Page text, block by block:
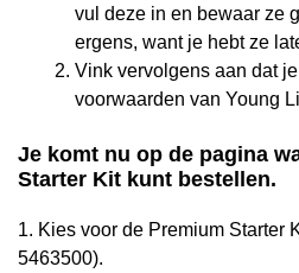
vul deze in en bewaar ze
ergens, want je hebt ze
Vink vervolgens aan dat
voorwaarden van Young
Je komt nu op de pagina
Starter Kit kunt bestellen.
1. Kies voor de Premium Starter
5463500).